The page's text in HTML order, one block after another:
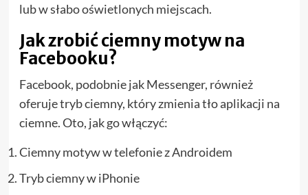
lub w słabo oświetlonych miejscach.
Jak zrobić ciemny motyw na
Facebooku?
Facebook, podobnie jak Messenger, również
oferuje tryb ciemny, który zmienia tło aplikacji na
ciemne. Oto, jak go włączyć:
Ciemny motyw w telefonie z Androidem
Tryb ciemny w iPhonie